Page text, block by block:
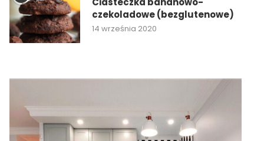
czekoladowe (bezglutenowe)
14 września 2020